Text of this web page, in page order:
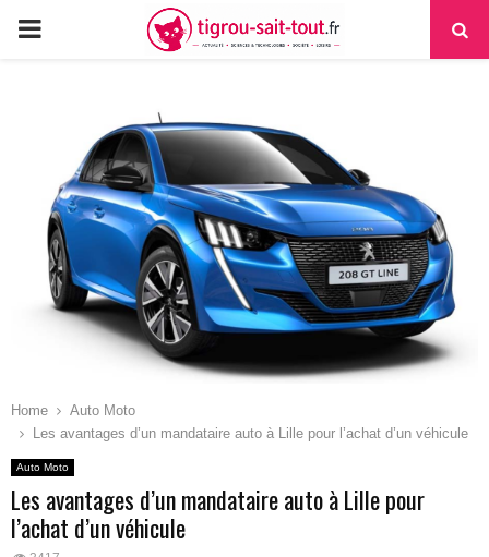
PRIMARY
Home
Auto Moto
Les avantages d’un mandataire auto à Lille pour l’achat d’un véhicule
Auto Moto
Les avantages d’un mandataire auto à Lille pour
l’achat d’un véhicule